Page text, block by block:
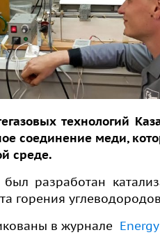
технологий
соединение меди,
среде.
разработан
горения
в журнале